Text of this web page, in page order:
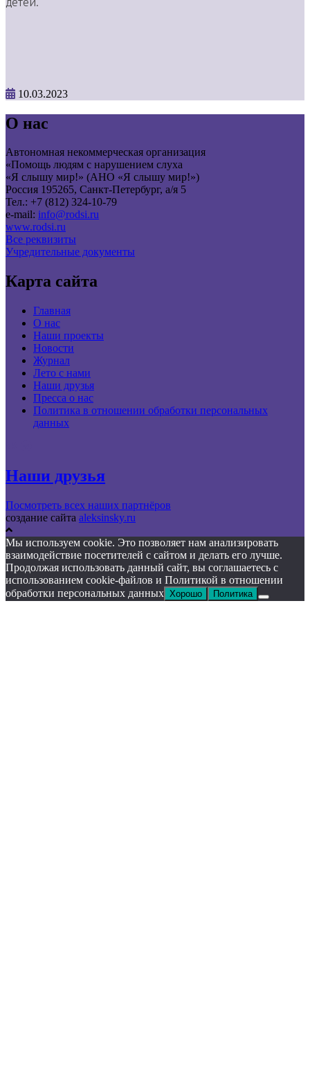
10.03.2023
О нас
Автономная некоммерческая организация
«Помощь людям с нарушением слуха
«Я слышу мир!» (АНО «Я слышу мир!»)
Россия 195265, Санкт-Петербург, а/я 5
Тел.: +7 (812) 324-10-79
e-mail: info@rodsi.ru
www.rodsi.ru
Все реквизиты
Учредительные документы
Карта сайта
Главная
О нас
Наши проекты
Новости
Журнал
Лето с нами
Наши друзья
Пресса о нас
Политика в отношении обработки персональных
данных
Наши друзья
Посмотреть всех наших партнёров
создание сайта aleksinsky.ru
Мы используем cookie. Это позволяет нам анализировать
взаимодействие посетителей с сайтом и делать его лучше.
Продолжая использовать данный сайт, вы соглашаетесь с
использованием cookie-файлов и Политикой в отношении
обработки персональных данных Хорошо Политика